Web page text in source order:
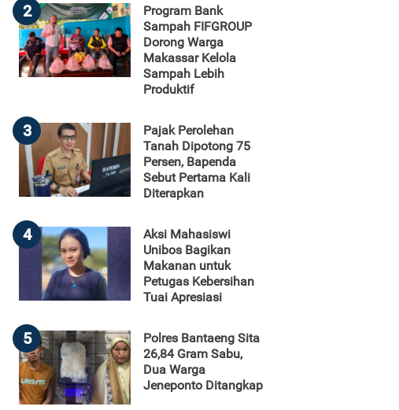
2
Program Bank
Sampah FIFGROUP
Dorong Warga
Makassar Kelola
Sampah Lebih
Produktif
3
Pajak Perolehan
Tanah Dipotong 75
Persen, Bapenda
Sebut Pertama Kali
Diterapkan
4
Aksi Mahasiswi
Unibos Bagikan
Makanan untuk
Petugas Kebersihan
Tuai Apresiasi
5
Polres Bantaeng Sita
26,84 Gram Sabu,
Dua Warga
Jeneponto Ditangkap